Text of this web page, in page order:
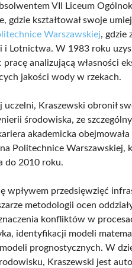
VII Liceum
gdzie kształtował swoje
Warszawskiej, gdzie
i Lotnictwa. W 1983 roku
analizującą własności
jakości wody w rzekach.
uczelni, Kraszewski obronił
środowiska, ze
akademicka
Politechnice Warszawskiej,
do 2010 roku.
wpływem przedsięwzięć
metodologii ocen
konfliktów w
identyfikacji modeli
prognostycznych. W
Kraszewski jest